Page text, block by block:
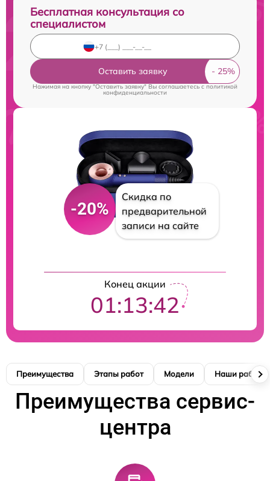
Бесплатная консультация со
специалистом
Оставить заявку
Нажимая на кнопку "Оставить заявку" Вы соглашаетесь cполитикой
конфиденциальности
-20%
Скидка по
предварительной
записи на сайте
Конец акции
01:13:41
Преимущества Этапы работ Модели Наши работы
Преимущества сервис-
центра